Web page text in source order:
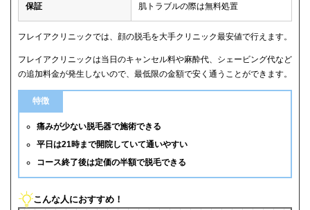
保証 肌トラブルの際は無料処置
フレイアクリニックでは、顔の脱毛を大手クリニック最安値で行えます。
フレイアクリニックは当日のキャンセル料や麻酔代、シェービング代など
の追加料金が発生しないので、最低限の金額で安く通うことができます。
特徴
痛みが少ない脱毛器で施術できる
平日は21時まで開院していて通いやすい
コース終了後は定価の半額で脱毛できる
こんな人におすすめ！